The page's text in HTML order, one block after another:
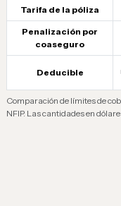
Comparación de límites de
NFIP. Las cantidades en
Tarifa de la póliza
Penalización por
coaseguro
Deducible